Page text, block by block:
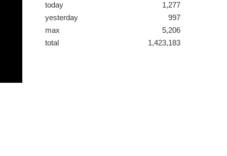
today
1,277
yesterday
997
max
5,206
total
1,423,183